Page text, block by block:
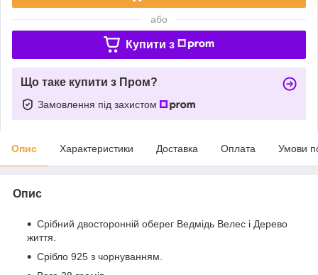
або
Купити з
Що таке купити з Пром?
Замовлення під захистом
Опис Характеристики Доставка Оплата Умови
Опис
Срібний двосторонній оберег Ведмідь Велес і Дерево
життя.
Срібло 925 з чорнуванням.